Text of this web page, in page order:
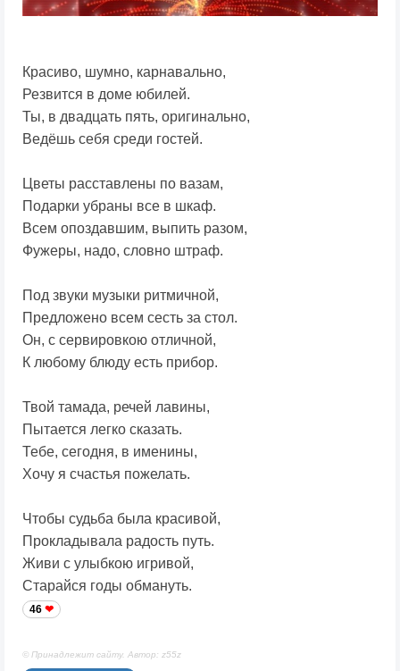
Красиво, шумно, карнавально,
Резвится в доме юбилей.
Ты, в двадцать пять, оригинально,
Ведёшь себя среди гостей.
Цветы расставлены по вазам,
Подарки убраны все в шкаф.
Всем опоздавшим, выпить разом,
Фужеры, надо, словно штраф.
Под звуки музыки ритмичной,
Предложено всем сесть за стол.
Он, с сервировкою отличной,
К любому блюду есть прибор.
Твой тамада, речей лавины,
Пытается легко сказать.
Тебе, сегодня, в именины,
Хочу я счастья пожелать.
Чтобы судьба была красивой,
Прокладывала радость путь.
Живи с улыбкою игривой,
Старайся годы обмануть.
46
© Принадлежит сайту. Автор: z55z